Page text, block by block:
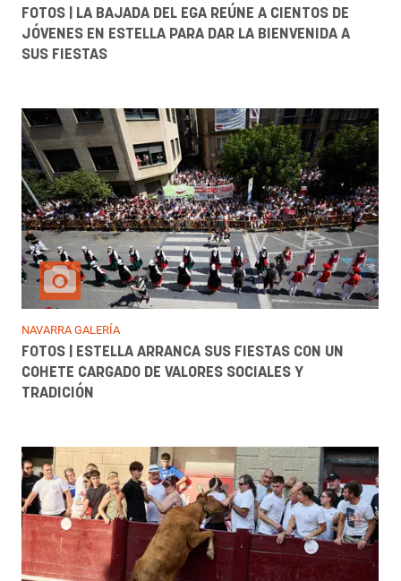
FOTOS | LA BAJADA DEL EGA REÚNE A CIENTOS DE
JÓVENES EN ESTELLA PARA DAR LA BIENVENIDA A
SUS FIESTAS
NAVARRA GALERÍA
FOTOS | ESTELLA ARRANCA SUS FIESTAS CON UN
COHETE CARGADO DE VALORES SOCIALES Y
TRADICIÓN